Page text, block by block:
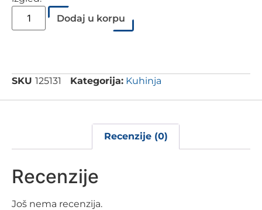
Dodaj u korpu
SKU 125131 Kategorija: Kuhinja
Recenzije (0)
Recenzije
Još nema recenzija.